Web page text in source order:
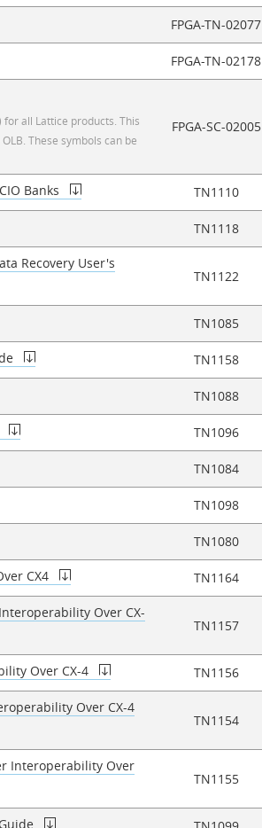
FPGA-TN-02077
FPGA-TN-02178
all Lattice products. This
These symbols can be
FPGA-SC-02005
Banks TN1110
TN1118
Recovery User's
TN1122
TN1085
TN1158
TN1088
TN1096
TN1084
TN1098
TN1080
CX4 TN1164
Over CX-
TN1157
Over CX-4 TN1156
Over CX-4
TN1154
Interoperability Over
TN1155